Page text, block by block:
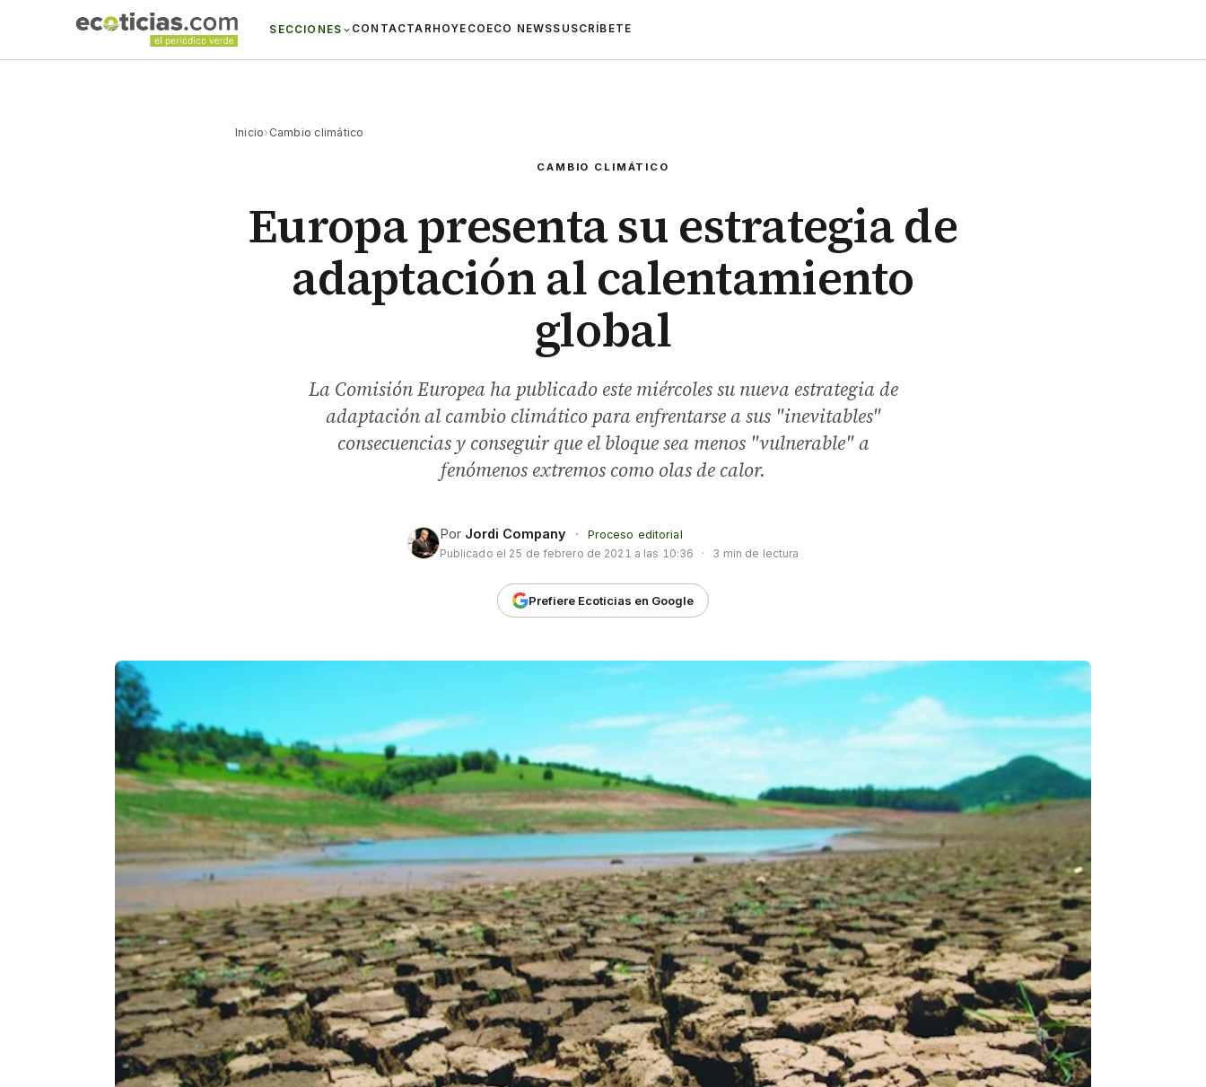
SECCIONES CONTACTAR HOYECO ECO NEWSSUSCRÍBETE
Inicio› Cambio climático
CAMBIO CLIMÁTICO
Europa presenta su estrategia de
adaptación al calentamiento
global
La Comisión Europea ha publicado este miércoles su nueva estrategia de
adaptación al cambio climático para enfrentarse a sus "inevitables"
consecuencias y conseguir que el bloque sea menos "vulnerable" a
fenómenos extremos como olas de calor.
Por Jordi Company ·
Proceso editorial
Publicado el 25 de febrero de 2021 a las 10:36 · 3 min de lectura
Prefiere Ecoticias en Google